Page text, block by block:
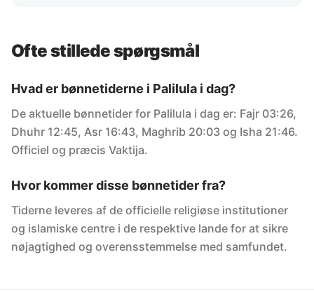
Ofte stillede spørgsmål
Hvad er bønnetiderne i Palilula i dag?
De aktuelle bønnetider for Palilula i dag er: Fajr 03:26,
Dhuhr 12:45, Asr 16:43, Maghrib 20:03 og Isha 21:46.
Officiel og præcis Vaktija.
Hvor kommer disse bønnetider fra?
Tiderne leveres af de officielle religiøse institutioner
og islamiske centre i de respektive lande for at sikre
nøjagtighed og overensstemmelse med samfundet.